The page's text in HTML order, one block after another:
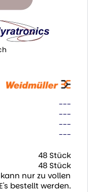
---
---
---
---
48 Stück
48 Stück
nur zu vollen
bestellt werden.